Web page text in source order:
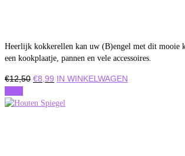
Heerlijk kokkerellen kan uw (B)engel met dit mooie
een kookplaatje, pannen en vele accessoires.
€12,50 Oorspronkelijke
was:
€8,99 Huidige
is:
IN WINKELWAGEN